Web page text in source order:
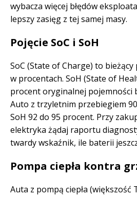
wybacza więcej błędów
lepszy zasięg z tej samej masy.
Pojęcie SoC i SoH
SoC (State of Charge) to bieżący
w procentach. SoH (State of
procent oryginalnej pojemności
Auto z trzyletnim przebiegiem
SoH 92 do 95 procent. Przy
elektryka żądaj raportu
twardy wskaźnik, ile baterii
Pompa ciepła kontra
Auta z pompą ciepła (większość